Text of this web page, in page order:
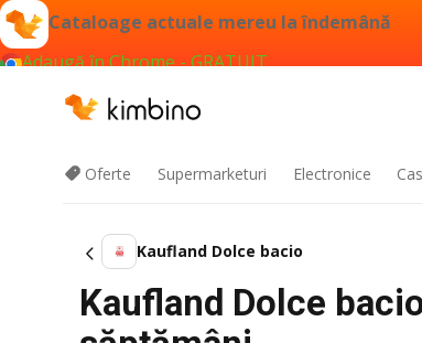
Cataloage actuale mereu la îndemână
Adaugă în Chrome - GRATUIT
Oferte Supermarketuri Electronice
Kaufland Dolce bacio
Kaufland Dolce